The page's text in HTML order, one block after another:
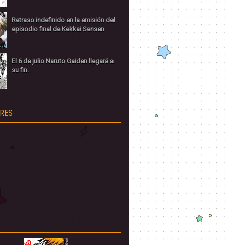
Retraso indefinido en la emisión del
episodio final de Kekkai Sensen
El 6 de julio Naruto Gaiden llegará a
su fin.